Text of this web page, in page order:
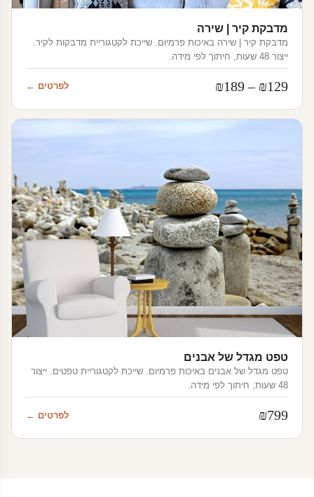
מדבקת קיר | שירה
מדבקת קיר | שירה באיכות פרמיום. שייכת לקטגוריית מדבקות לקיר.
ייצור 48 שעות, חיתוך לפי מידה.
₪129
–
₪189
מחירים:
לפרטים ←
טפט מגדל של אבנים
טפט מגדל של אבנים באיכות פרמיום. שייכת לקטגוריית טפטים. ייצור
48 שעות, חיתוך לפי מידה.
₪799 לפרטים ←